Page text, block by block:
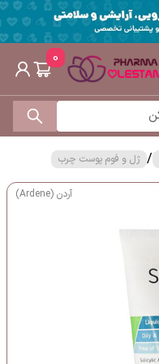
0
/ ژل و فوم پوست چرب
آردن (Ardene)